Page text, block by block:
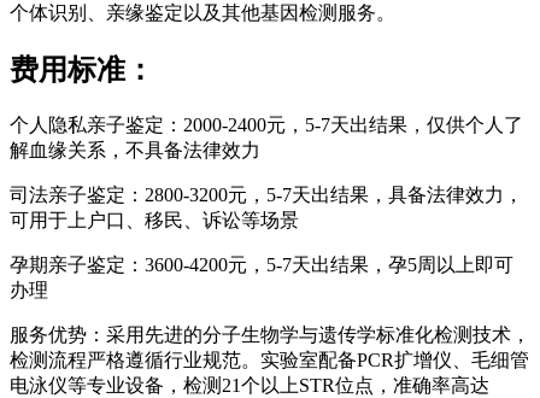
个体识别、亲缘鉴定以及其他基因检测服务。
费用标准：
个人隐私亲子鉴定：2000-2400元，5-7天出结果，仅供个人了
解血缘关系，不具备法律效力
司法亲子鉴定：2800-3200元，5-7天出结果，具备法律效力，
可用于上户口、移民、诉讼等场景
孕期亲子鉴定：3600-4200元，5-7天出结果，孕5周以上即可
办理
服务优势：采用先进的分子生物学与遗传学标准化检测技术，
检测流程严格遵循行业规范。实验室配备PCR扩增仪、毛细管
电泳仪等专业设备，检测21个以上STR位点，准确率高达